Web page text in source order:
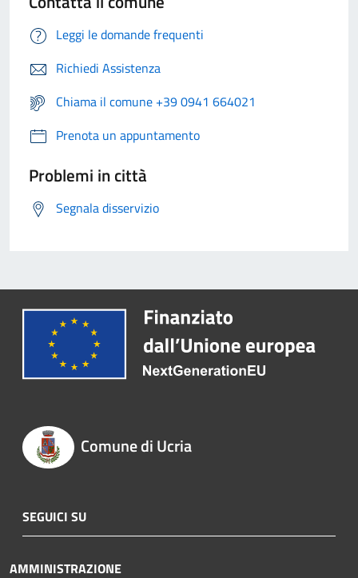
Leggi le domande frequenti
Richiedi Assistenza
Chiama il comune +39 0941 664021
Prenota un appuntamento
Problemi in città
Segnala disservizio
Comune di Ucria
SEGUICI SU
AMMINISTRAZIONE